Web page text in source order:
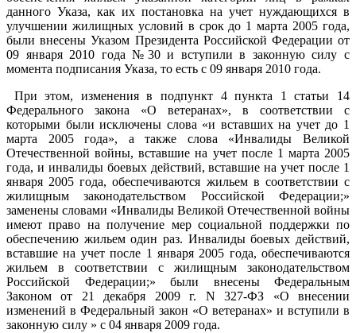
данного Указа, как их постановка на учет нуждающихся в
улучшении жилищных условий в срок до 1 марта 2005 года,
были внесены Указом Президента Российской Федерации от
09 января 2010 года №30 и вступили в законную силу с
момента подписания Указа, то есть с 09 января 2010 года.
При этом, изменения в подпункт 4 пункта 1 статьи 14
Федерального закона «О ветеранах», в соответствии с
которыми были исключены слова «и вставших на учет до 1
марта 2005 года», а также слова «Инвалиды Великой
Отечественной войны, вставшие на учет после 1 марта 2005
года, и инвалиды боевых действий, вставшие на учет после 1
января 2005 года, обеспечиваются жильем в соответствии с
жилищным законодательством Российской Федерации;»
заменены словами «Инвалиды Великой Отечественной войны
имеют право на получение мер социальной поддержки по
обеспечению жильем один раз. Инвалиды боевых действий,
вставшие на учет после 1 января 2005 года, обеспечиваются
жильем в соответствии с жилищным законодательством
Российской Федерации;» были внесены Федеральным
Законом от 21 декабря 2009 г. N 327-ФЗ «О внесении
изменений в Федеральный закон «О ветеранах» и вступили в
законную силу » с 04 января 2009 года.